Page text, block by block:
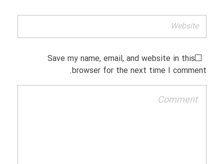
Save my name, email, and website in this
browser for the next time I comment.